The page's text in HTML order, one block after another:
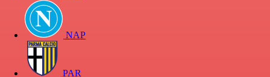
NAP
PAR